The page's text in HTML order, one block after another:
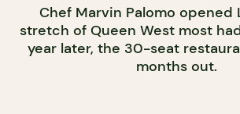
Chef Marvin Palomo opened
stretch of Queen West most
year later, the 30-seat
months out.